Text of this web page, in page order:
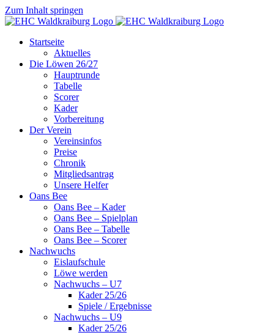
Zum Inhalt springen
Startseite
Aktuelles
Die Löwen 26/27
Hauptrunde
Tabelle
Scorer
Kader
Vorbereitung
Der Verein
Vereinsinfos
Preise
Chronik
Mitgliedsantrag
Unsere Helfer
Oans Bee
Oans Bee – Kader
Oans Bee – Spielplan
Oans Bee – Tabelle
Oans Bee – Scorer
Nachwuchs
Eislaufschule
Löwe werden
Nachwuchs – U7
Kader 25/26
Spiele / Ergebnisse
Nachwuchs – U9
Kader 25/26